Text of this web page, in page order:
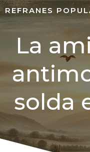
REFRANES
La
solda